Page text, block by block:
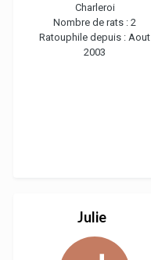
Charleroi
Nombre de rats : 2
Ratouphile depuis : Aout
2003
Julie